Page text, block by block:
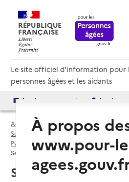
RÉPUBLIQUE
FRANÇAISE
Le site officiel d'information pour
personnes âgées et les aidants
Accès aux annuaires Accès
Accueil
Espace annuaire
Services autonomie à domicile (aide et
Pyrénées-Orientales (66)
Service autonomie à domicile (aide et
Saint-André (66690)
À propos
www.pour-